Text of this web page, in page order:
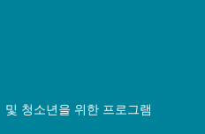
청소년을 위한 프로그램